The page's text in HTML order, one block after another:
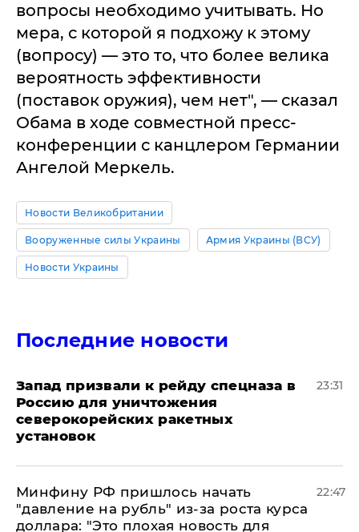
вопросы необходимо учитывать. Но
мера, с которой я подхожу к этому
(вопросу) — это то, что более велика
вероятность эффективности
(поставок оружия), чем нет", — сказал
Обама в ходе совместной пресс-
конференции с канцлером Германии
Ангелой Меркель.
Новости Великобритании
Вооруженные силы Украины Армия Украины (ВСУ)
Новости Украины
Последние новости
Запад призвали к рейду спецназа в
Россию для уничтожения
северокорейских ракетных
установок
23:31
Минфину РФ пришлось начать
"давление на рубль" из-за роста курса
доллара: "Это плохая новость для
22:47